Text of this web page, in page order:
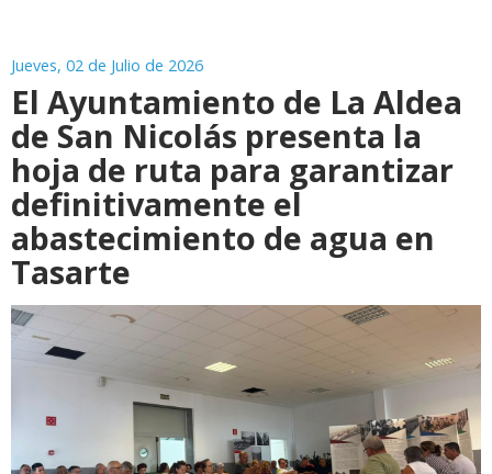
Jueves, 02 de Julio de 2026
El Ayuntamiento de La Aldea
de San Nicolás presenta la
hoja de ruta para garantizar
definitivamente el
abastecimiento de agua en
Tasarte